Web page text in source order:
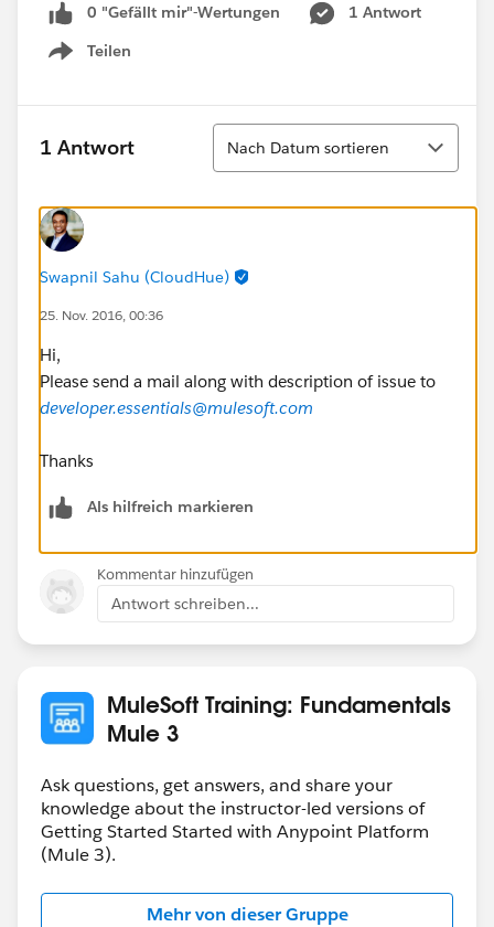
0 "Gefällt mir"-Wertungen
1 Antwort
Teilen
Show menu
1 Antwort
Sortieren
Nach Datum sortieren
Swapnil Sahu (CloudHue)
25. Nov. 2016, 00:36
Hi,
Please send a mail along with description of issue to
developer.essentials@mulesoft.com
Thanks
Als hilfreich markieren
Kommentar hinzufügen
Antwort schreiben...
MuleSoft Training: Fundamentals
Mule 3
Ask questions, get answers, and share your
knowledge about the instructor-led versions of
Getting Started Started with Anypoint Platform
(Mule 3).
Mehr von dieser Gruppe